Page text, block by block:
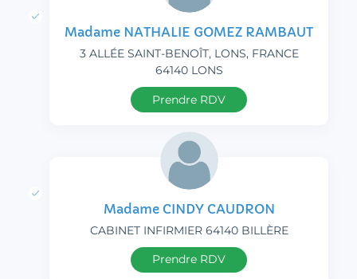
Madame NATHALIE GOMEZ RAMBAUT
3 ALLÉE SAINT-BENOÎT, LONS, FRANCE
64140 LONS
Prendre RDV
Madame CINDY CAUDRON
CABINET INFIRMIER 64140 BILLÈRE
Prendre RDV